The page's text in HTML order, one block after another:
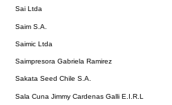
Sai Ltda
Saim S.A.
Saimic Ltda
Saimpresora Gabriela Ramirez
Sakata Seed Chile S.A.
Sala Cuna Jimmy Cardenas Galli E.I.R.L